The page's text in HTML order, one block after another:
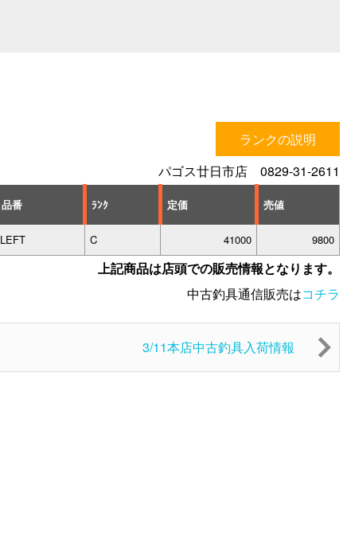
ランクの説明
パゴス廿日市店 0829-31-2611
品番 ﾗﾝｸ 定価 売値
LEFT C 41000 9800
上記商品は店頭での販売情報となります。
中古釣具通信販売はコチラ
3/11本店中古釣具入荷情報